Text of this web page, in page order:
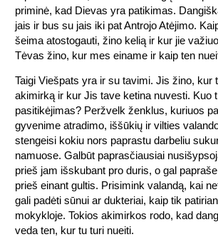
priminė, kad Dievas yra patikimas.
jais ir bus su jais iki pat Antrojo Atėjimo.
šeima atostogauti, žino kelią ir kur jie
Tėvas žino, kur mes einame ir kaip ten
Taigi Viešpats yra ir su tavimi. Jis žino, kur
akimirką ir kur Jis tave ketina nuvesti. Kuo
pasitikėjimas? Peržvelk ženklus, kuriuos
gyvenime atradimo, iššūkių ir vilties
stengeisi kokiu nors paprastu darbeliu
namuose. Galbūt paprasčiausiai
prieš jam išskubant pro duris, o gal
prieš einant gultis. Prisimink valandą, kai
gali padėti sūnui ar dukteriai, kaip tik
mokykloje. Tokios akimirkos rodo, kad
veda ten, kur tu turi nueiti.